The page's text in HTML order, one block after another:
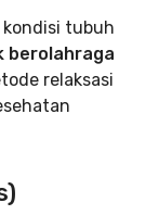
tubuh
berolahraga
relaksasi